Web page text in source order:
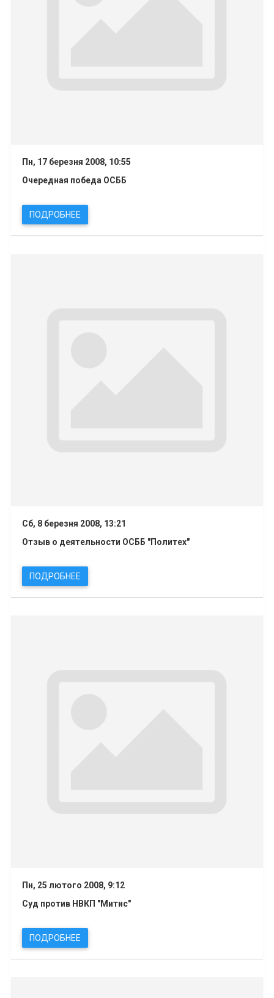
Пн, 17 березня 2008, 10:55
Очередная победа ОСББ
ПОДРОБНЕЕ
Сб, 8 березня 2008, 13:21
Отзыв о деятельности ОСББ "Политех"
ПОДРОБНЕЕ
Пн, 25 лютого 2008, 9:12
Суд против НВКП "Митис"
ПОДРОБНЕЕ